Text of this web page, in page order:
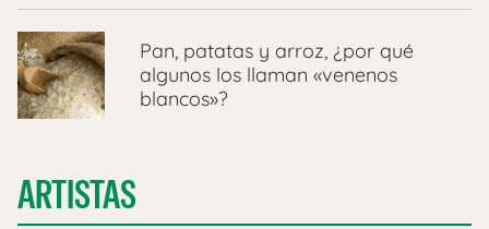
Pan, patatas y arroz, ¿por qué
algunos los llaman «venenos
blancos»?
ARTISTAS